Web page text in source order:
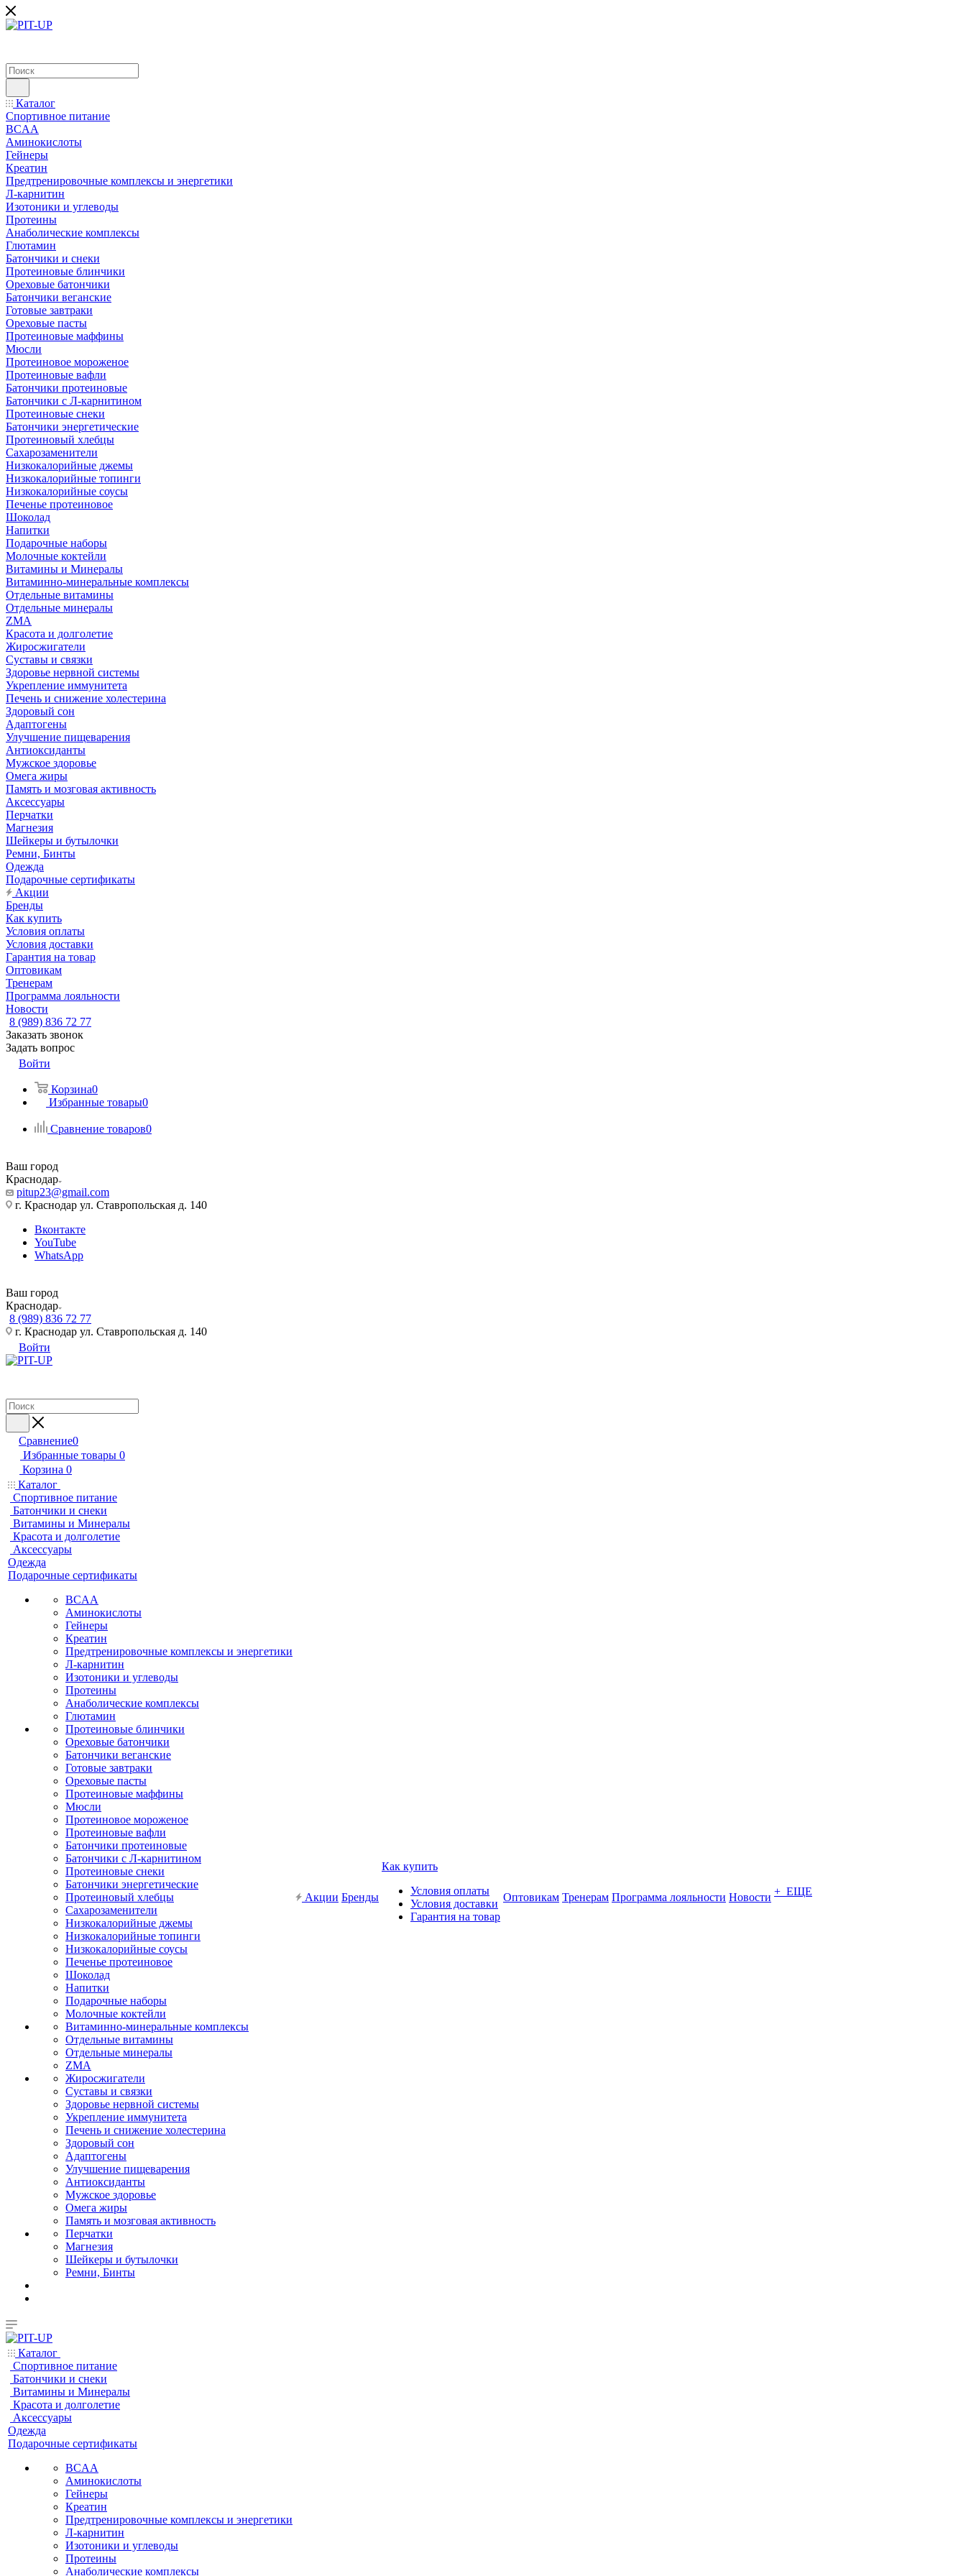
Каталог
Спортивное питание
BCAA
Аминокислоты
Гейнеры
Креатин
Предтренировочные комплексы и энергетики
Л-карнитин
Изотоники и углеводы
Протеины
Анаболические комплексы
Глютамин
Батончики и снеки
Протеиновые блинчики
Ореховые батончики
Батончики веганские
Готовые завтраки
Ореховые пасты
Протеиновые маффины
Мюсли
Протеиновое мороженое
Протеиновые вафли
Батончики протеиновые
Батончики с Л-карнитином
Протеиновые снеки
Батончики энергетические
Протеиновый хлебцы
Сахарозаменители
Низкокалорийные джемы
Низкокалорийные топинги
Низкокалорийные соусы
Печенье протеиновое
Шоколад
Напитки
Подарочные наборы
Молочные коктейли
Витамины и Минералы
Витаминно-минеральные комплексы
Отдельные витамины
Отдельные минералы
ZMA
Красота и долголетие
Жиросжигатели
Суставы и связки
Здоровье нервной системы
Укрепление иммунитета
Печень и снижение холестерина
Здоровый сон
Адаптогены
Улучшение пищеварения
Антиоксиданты
Мужское здоровье
Омега жиры
Память и мозговая активность
Аксессуары
Перчатки
Магнезия
Шейкеры и бутылочки
Ремни, Бинты
Одежда
Подарочные сертификаты
Акции
Бренды
Как купить
Условия оплаты
Условия доставки
Гарантия на товар
Оптовикам
Тренерам
Программа лояльности
Новости
8 (989) 836 72 77
Заказать звонок
Задать вопрос
Войти
Корзина0
Избранные товары0
Сравнение товаров0
Ваш город
Краснодар
pitup23@gmail.com
г. Краснодар ул. Ставропольская д. 140
Вконтакте
YouTube
WhatsApp
Ваш город
Краснодар
8 (989) 836 72 77
г. Краснодар ул. Ставропольская д. 140
Войти
Сравнение0
Избранные товары 0
Корзина 0
Каталог
Спортивное питание
Батончики и снеки
Витамины и Минералы
Красота и долголетие
Аксессуары
Одежда
Подарочные сертификаты
BCAA
Аминокислоты
Гейнеры
Креатин
Предтренировочные комплексы и энергетики
Л-карнитин
Изотоники и углеводы
Протеины
Анаболические комплексы
Глютамин
Протеиновые блинчики
Ореховые батончики
Батончики веганские
Готовые завтраки
Ореховые пасты
Протеиновые маффины
Мюсли
Протеиновое мороженое
Протеиновые вафли
Батончики протеиновые
Батончики с Л-карнитином
Протеиновые снеки
Батончики энергетические
Протеиновый хлебцы
Сахарозаменители
Низкокалорийные джемы
Низкокалорийные топинги
Низкокалорийные соусы
Печенье протеиновое
Шоколад
Напитки
Подарочные наборы
Молочные коктейли
Витаминно-минеральные комплексы
Отдельные витамины
Отдельные минералы
ZMA
Жиросжигатели
Суставы и связки
Здоровье нервной системы
Укрепление иммунитета
Печень и снижение холестерина
Здоровый сон
Адаптогены
Улучшение пищеварения
Антиоксиданты
Мужское здоровье
Омега жиры
Память и мозговая активность
Перчатки
Магнезия
Шейкеры и бутылочки
Ремни, Бинты
Акции Бренды
Как купить
Условия оплаты
Условия доставки
Гарантия на товар
Оптовикам Тренерам Программа лояльности Новости + ЕЩЕ
Каталог
Спортивное питание
Батончики и снеки
Витамины и Минералы
Красота и долголетие
Аксессуары
Одежда
Подарочные сертификаты
BCAA
Аминокислоты
Гейнеры
Креатин
Предтренировочные комплексы и энергетики
Л-карнитин
Изотоники и углеводы
Протеины
Анаболические комплексы